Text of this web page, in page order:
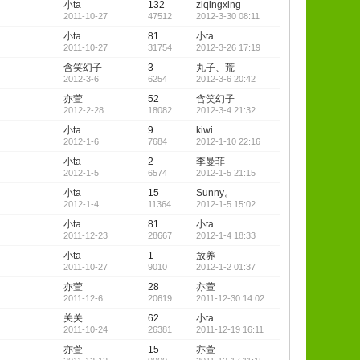
小ta
2011-10-27
132
47512
ziqingxing
2012-3-30 08:11
小ta
2011-10-27
81
31754
小ta
2012-3-26 17:19
含笑幻子
2012-3-6
3
6254
丸子、荒
2012-3-6 20:42
亦萱
2012-2-28
52
18082
含笑幻子
2012-3-4 21:32
小ta
2012-1-6
9
7684
kiwi
2012-1-10 22:16
小ta
2012-1-5
2
6574
李曼菲
2012-1-5 21:15
小ta
2012-1-4
15
11364
Sunny。
2012-1-5 15:02
小ta
2011-12-23
81
28667
小ta
2012-1-4 18:33
小ta
2011-10-27
1
9010
放养
2012-1-2 01:37
亦萱
2011-12-6
28
20619
亦萱
2011-12-30 14:02
关关
2011-10-24
62
26381
小ta
2011-12-19 16:11
亦萱 15 亦萱